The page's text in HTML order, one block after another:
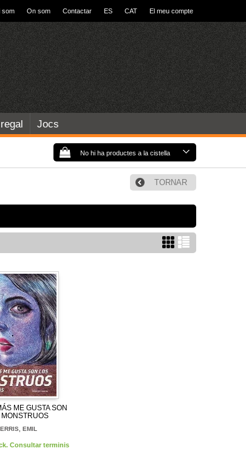
som On som Contactar ES CAT El meu compte
Jocs
No hi ha productes a la cistella
TORNAR
ME GUSTA SON
MONSTRUOS
EMIL
Consultar terminis